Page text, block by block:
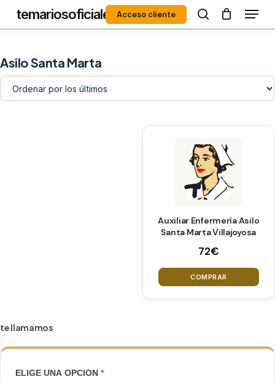
temariosoficiales
Acceso cliente
search
Menú
Asilo Santa Marta
72€
Auxiliar Enfermería Asilo
Santa Marta Villajoyosa
COMPRAR
te llamamos
TE
ELIGE UNA OPCION *